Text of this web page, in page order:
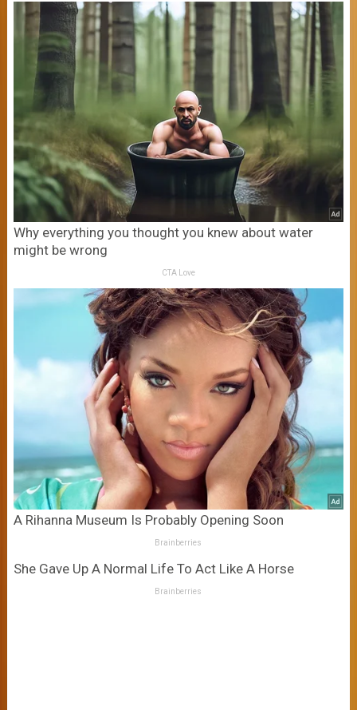
Why everything you thought you knew about water
might be wrong
CTA Love
A Rihanna Museum Is Probably Opening Soon
Brainberries
She Gave Up A Normal Life To Act Like A Horse
Brainberries